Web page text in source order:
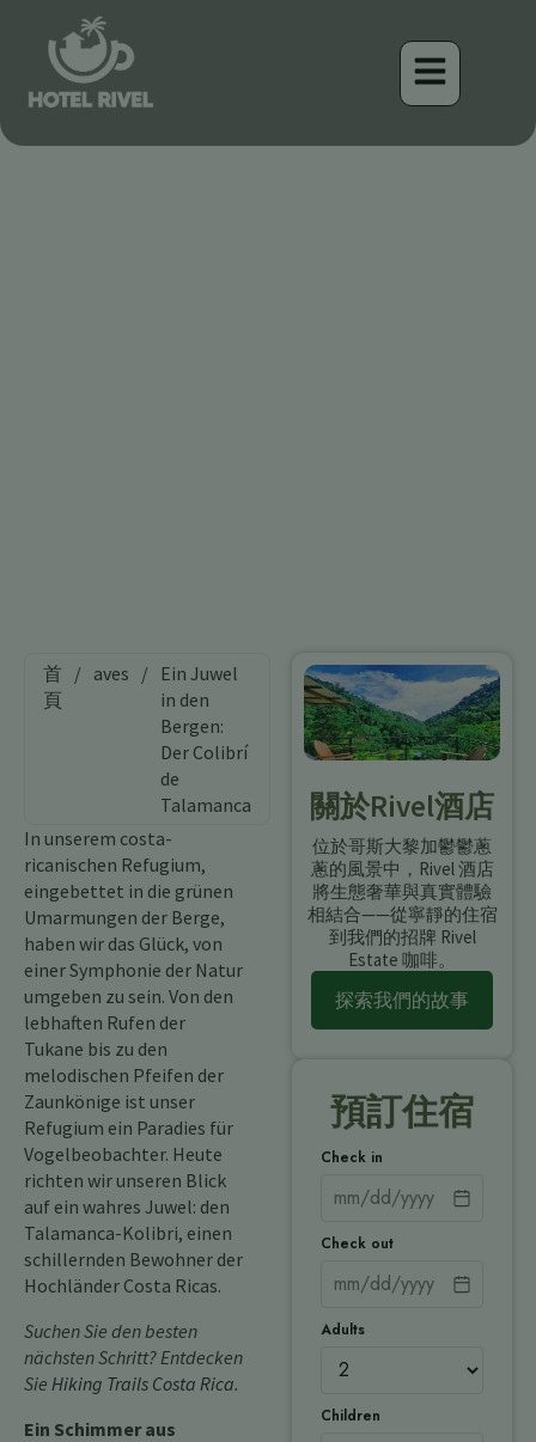
首
頁
/ aves / Ein Juwel
in den
Bergen:
Der Colibrí
de
Talamanca
In unserem costa-
ricanischen Refugium,
eingebettet in die grünen
Umarmungen der Berge,
haben wir das Glück, von
einer Symphonie der Natur
umgeben zu sein. Von den
lebhaften Rufen der
Tukane bis zu den
melodischen Pfeifen der
Zaunkönige ist unser
Refugium ein Paradies für
Vogelbeobachter. Heute
richten wir unseren Blick
auf ein wahres Juwel: den
Talamanca-Kolibri, einen
schillernden Bewohner der
Hochländer Costa Ricas.
Suchen Sie den besten
nächsten Schritt? Entdecken
Sie Hiking Trails Costa Rica.
Ein Schimmer aus
關於Rivel酒店
位於哥斯大黎加鬱鬱蔥
蔥的風景中，Rivel 酒店
將生態奢華與真實體驗
相結合——從寧靜的住宿
到我們的招牌 Rivel
Estate 咖啡。
探索我們的故事
預訂住宿
Check in
Check out
Adults
Children